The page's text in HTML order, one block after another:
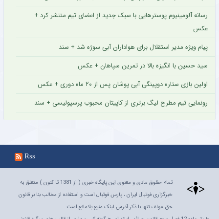
ستاره ۲۴ ساله تایلندی در جریان مسابقه جان خود را از دست داد +
مربی محبوب آلمانی به عنوان سرمربی نیوکسل انتخاب شد + عکس
بازگشت ستاره جوان خیبر پس از شایعه انتقال به روسیه + عکس